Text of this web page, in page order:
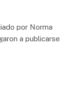
por Norma
a publicarse